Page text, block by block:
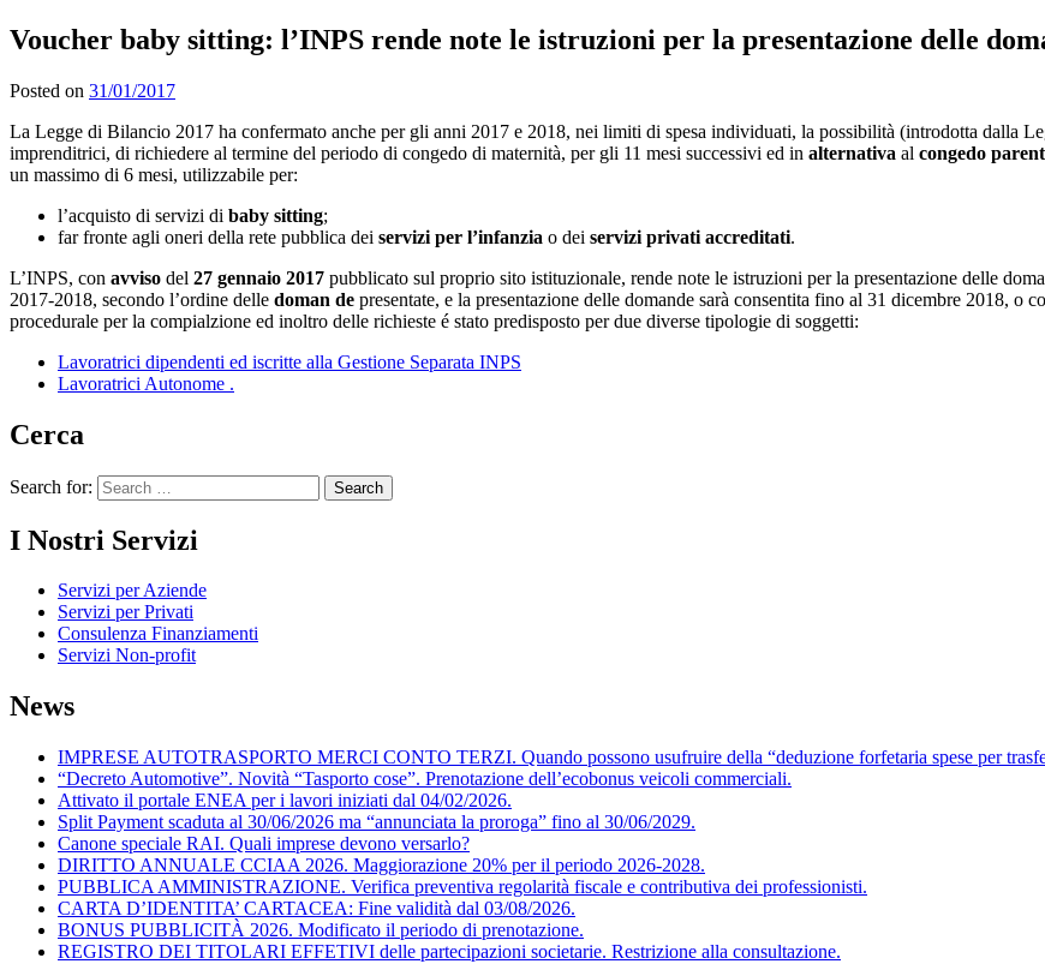
Voucher baby sitting: l’INPS rende note le istruzioni per la presentazione delle
Posted on 31/01/2017
La Legge di Bilancio 2017 ha confermato anche per gli anni 2017 e 2018, nei limiti di spesa individuati, la possibilità (introdotta dalla
imprenditrici, di richiedere al termine del periodo di congedo di maternità, per gli 11 mesi successivi ed in alternativa al congedo
un massimo di 6 mesi, utilizzabile per:
l’acquisto di servizi di baby sitting;
far fronte agli oneri della rete pubblica dei servizi per l’infanzia o dei servizi privati accreditati.
L’INPS, con avviso del 27 gennaio 2017 pubblicato sul proprio sito istituzionale, rende note le istruzioni per la presentazione delle
2017-2018, secondo l’ordine delle doman de presentate, e la presentazione delle domande sarà consentita fino al 31 dicembre 2018, o
procedurale per la compialzione ed inoltro delle richieste é stato predisposto per due diverse tipologie di soggetti:
Lavoratrici dipendenti ed iscritte alla Gestione Separata INPS
Lavoratrici Autonome .
Cerca
Search for:
I Nostri Servizi
Servizi per Aziende
Servizi per Privati
Consulenza Finanziamenti
Servizi Non-profit
News
IMPRESE AUTOTRASPORTO MERCI CONTO TERZI. Quando possono usufruire della “deduzione forfetaria spese per
“Decreto Automotive”. Novità “Tasporto cose”. Prenotazione dell’ecobonus veicoli commerciali.
Attivato il portale ENEA per i lavori iniziati dal 04/02/2026.
Split Payment scaduta al 30/06/2026 ma “annunciata la proroga” fino al 30/06/2029.
Canone speciale RAI. Quali imprese devono versarlo?
DIRITTO ANNUALE CCIAA 2026. Maggiorazione 20% per il periodo 2026-2028.
PUBBLICA AMMINISTRAZIONE. Verifica preventiva regolarità fiscale e contributiva dei professionisti.
CARTA D’IDENTITA’ CARTACEA: Fine validità dal 03/08/2026.
BONUS PUBBLICITÀ 2026. Modificato il periodo di prenotazione.
REGISTRO DEI TITOLARI EFFETIVI delle partecipazioni societarie. Restrizione alla consultazione.